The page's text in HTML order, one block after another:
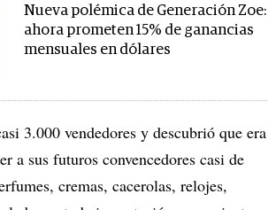
Nueva polémica de Generación Zoe:
ahora prometen 15% de ganancias
mensuales en dólares
3.000 vendedores y descubrió que era
a sus futuros convencedores casi de
cremas, cacerolas, relojes,